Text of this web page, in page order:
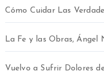
Cómo Cuidar Las
La Fe y las Obras, Ángel
Vuelvo a Sufrir Dolores